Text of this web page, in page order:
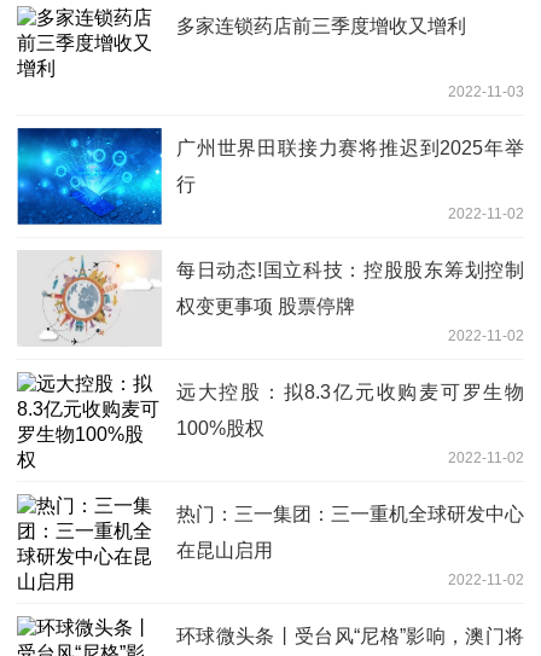
多家连锁药店前三季度增收又增利
2022-11-03
广州世界田联接力赛将推迟到2025年举
行
2022-11-02
每日动态!国立科技：控股股东筹划控制
权变更事项 股票停牌
2022-11-02
远大控股：拟8.3亿元收购麦可罗生物
100%股权
2022-11-02
热门：三一集团：三一重机全球研发中心
在昆山启用
2022-11-02
环球微头条丨受台风“尼格”影响，澳门将